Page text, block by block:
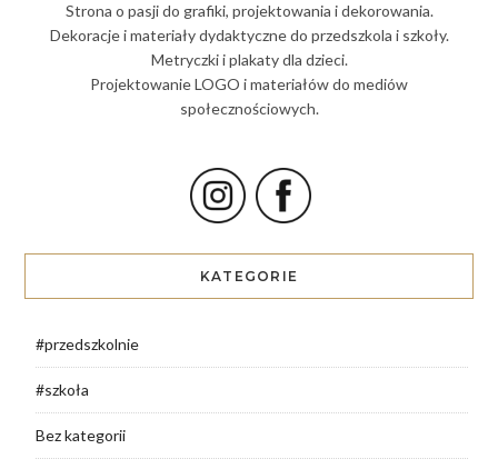
Strona o pasji do grafiki, projektowania i dekorowania.
Dekoracje i materiały dydaktyczne do przedszkola i szkoły.
Metryczki i plakaty dla dzieci.
Projektowanie LOGO i materiałów do mediów
społecznościowych.
KATEGORIE
#przedszkolnie
#szkoła
Bez kategorii